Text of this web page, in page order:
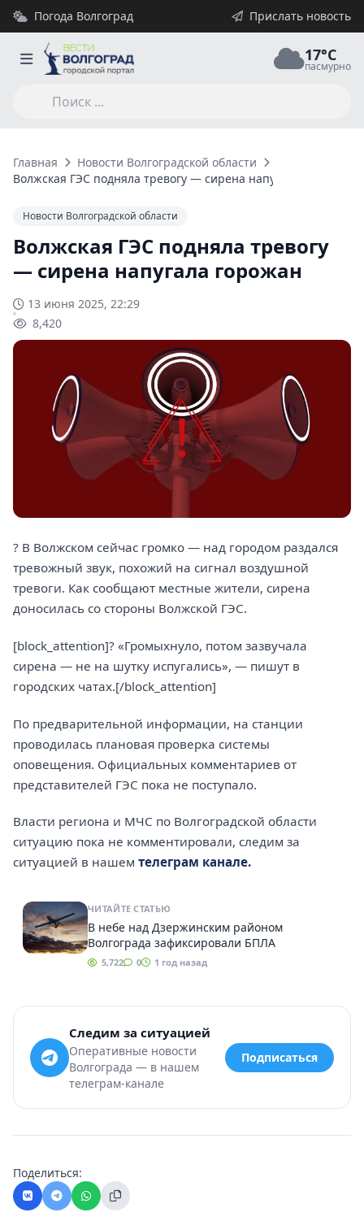
Погода Волгоград Прислать новость
17°C
пасмурно
Главная
Новости Волгоградской области
Волжская ГЭС подняла тревогу — сирена напугала горожан
Новости Волгоградской области
Волжская ГЭС подняла тревогу
— сирена напугала горожан
13 июня 2025, 22:29
8,420
? В Волжском сейчас громко — над городом раздался
тревожный звук, похожий на сигнал воздушной
тревоги. Как сообщают местные жители, сирена
доносилась со стороны Волжской ГЭС.
[block_attention]? «Громыхнуло, потом зазвучала
сирена — не на шутку испугались», — пишут в
городских чатах.[/block_attention]
По предварительной информации, на станции
проводилась плановая проверка системы
оповещения. Официальных комментариев от
представителей ГЭС пока не поступало.
Власти региона и МЧС по Волгоградской области
ситуацию пока не комментировали, следим за
ситуацией в нашем телеграм канале.
ЧИТАЙТЕ СТАТЬЮ
В небе над Дзержинским районом
Волгограда зафиксировали БПЛА
5,722 0 1 год назад
Следим за ситуацией
Оперативные новости
Волгограда — в нашем
телеграм-канале
Подписаться
Поделиться: